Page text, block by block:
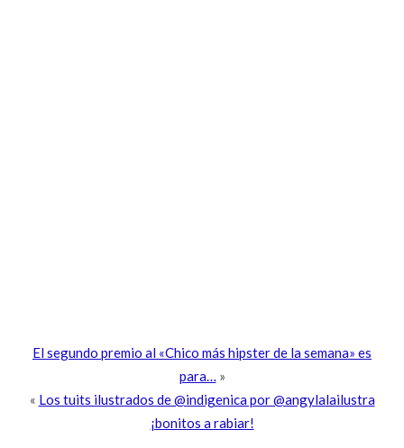
El segundo premio al «Chico más hipster de la semana» es
para… »
« Los tuits ilustrados de @indigenica por @angylalailustra
¡bonitos a rabiar!